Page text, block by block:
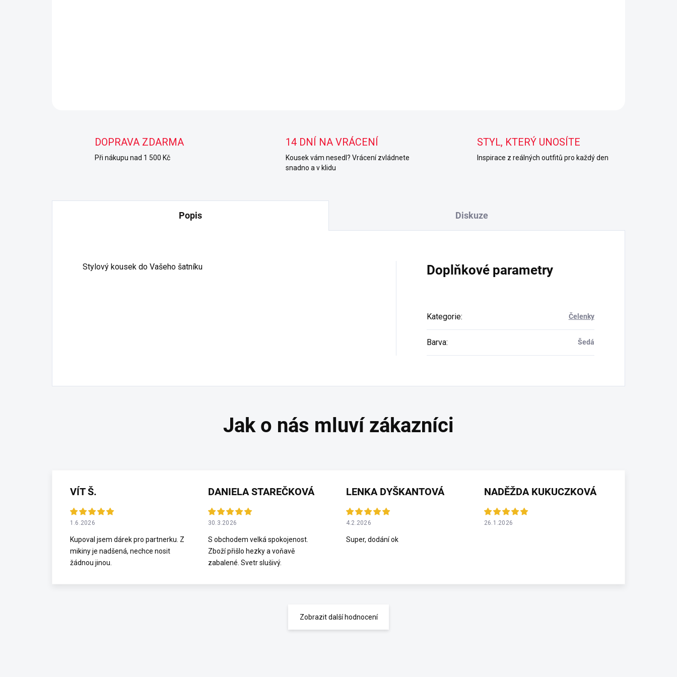
DOPRAVA ZDARMA
Při nákupu nad 1 500 Kč
14 DNÍ NA VRÁCENÍ
Kousek vám nesedl? Vrácení zvládnete
snadno a v klidu
STYL, KTERÝ UNOSÍTE
Inspirace z reálných outfitů pro každý den
Popis Diskuze
Stylový kousek do Vašeho šatníku Doplňkové parametry
Kategorie: Čelenky
Barva: Šedá
VÍT Š.
1.6.2026
Kupoval jsem dárek pro partnerku. Z
mikiny je nadšená, nechce nosit
žádnou jinou.
DANIELA STAREČKOVÁ
30.3.2026
S obchodem velká spokojenost.
Zboží přišlo hezky a voňavě
zabalené. Svetr slušivý.
LENKA DYŠKANTOVÁ
4.2.2026
Super, dodání ok
NADĚŽDA KUKUCZKOVÁ
26.1.2026
Zobrazit další hodnocení